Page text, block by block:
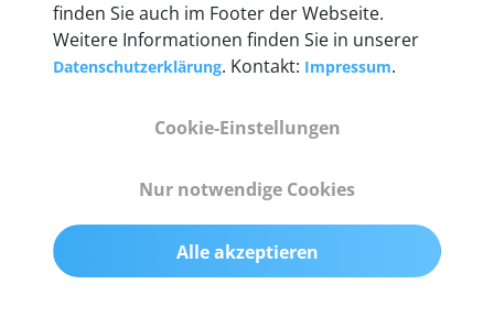
Technische Details &
Gewicht
finden Sie auch im Footer der Webseite.
Weitere Informationen finden Sie in unserer
Datenschutzerklärung. Kontakt: Impressum.
Cookie-Einstellungen
Nur notwendige Cookies
Alle akzeptieren